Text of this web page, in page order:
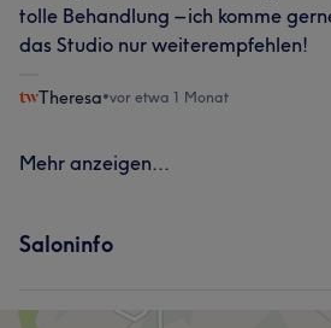
tolle Behandlung – ich komme
das Studio nur weiterempfehlen!
Theresa•vor etwa 1 Monat
Mehr anzeigen...
Saloninfo